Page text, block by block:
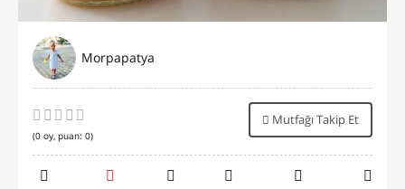
Morpapatya
(0 oy, puan: 0)
Mutfağı Takip Et